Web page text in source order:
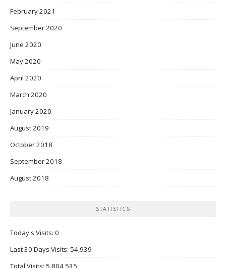
February 2021
September 2020
June 2020
May 2020
April 2020
March 2020
January 2020
August 2019
October 2018
September 2018
August 2018
STATISTICS
Today's Visits: 0
Last 30 Days Visits: 54,939
Total Visits: 5,804,535